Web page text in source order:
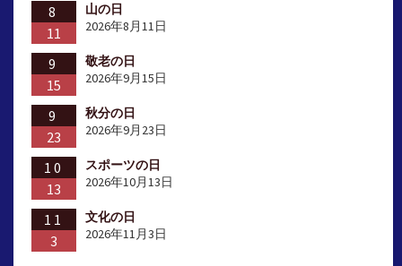
8
11
山の日
2026年8月11日
9
15
敬老の日
2026年9月15日
9
23
秋分の日
2026年9月23日
10
13
スポーツの日
2026年10月13日
11
3
文化の日
2026年11月3日